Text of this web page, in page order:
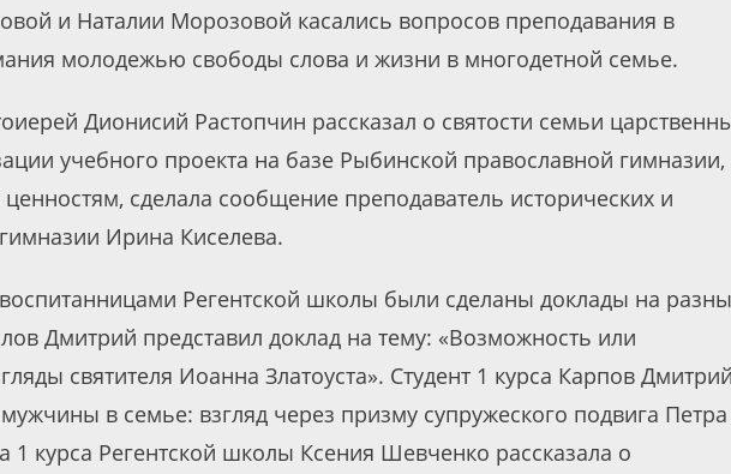
и Наталии Морозовой касались вопросов преподавания в
молодежью свободы слова и жизни в многодетной семье.
Дионисий Растопчин рассказал о святости семьи
учебного проекта на базе Рыбинской православной гимназии,
сделала сообщение преподаватель исторических и
Ирина Киселева.
Регентской школы были сделаны доклады на
Дмитрий представил доклад на тему: «Возможность или
святителя Иоанна Златоуста». Студент 1 курса Карпов
в семье: взгляд через призму супружеского подвига
1 курса Регентской школы Ксения Шевченко рассказала о